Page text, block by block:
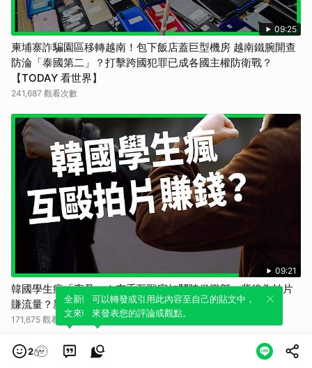
09:25
柬埔寨詐騙園區移轉越南！包下飯店蓋巨型機房 越南鐵腕開查
防淪「泰國第二」？打擊跨國犯罪已成各國主權防衛戰？
【TODAY 看世界】
241,687 觀看次數
09:21
韓國學生瘋「夜叉」！空手互毆宛如鬥陣俱樂部，背後為拍片
賺流量？新型校園暴力難防止？【TODAY 看世界】
171,675 觀看次數
2
全新體驗！一鍵引用此內容，透過發布貼
文來輕鬆表達個人立場。
可以轉發或引用此內容至自己的貼文中，
來發表您的評論或觀點。